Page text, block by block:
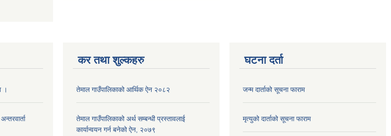
।
कर तथा शुल्कहरु
तेमाल गाउँपालिकाको आर्थिक ऐन २०८२
तेमाल गाउँपालिकाको अर्थ सम्बन्धी प्रस्तावलाई
कार्यान्वयन गर्न बनेको ऐन, २०७९
घटना दर्ता
जन्म दार्ताको सूचना फाराम
मृत्युको दार्ताको सूचना फाराम